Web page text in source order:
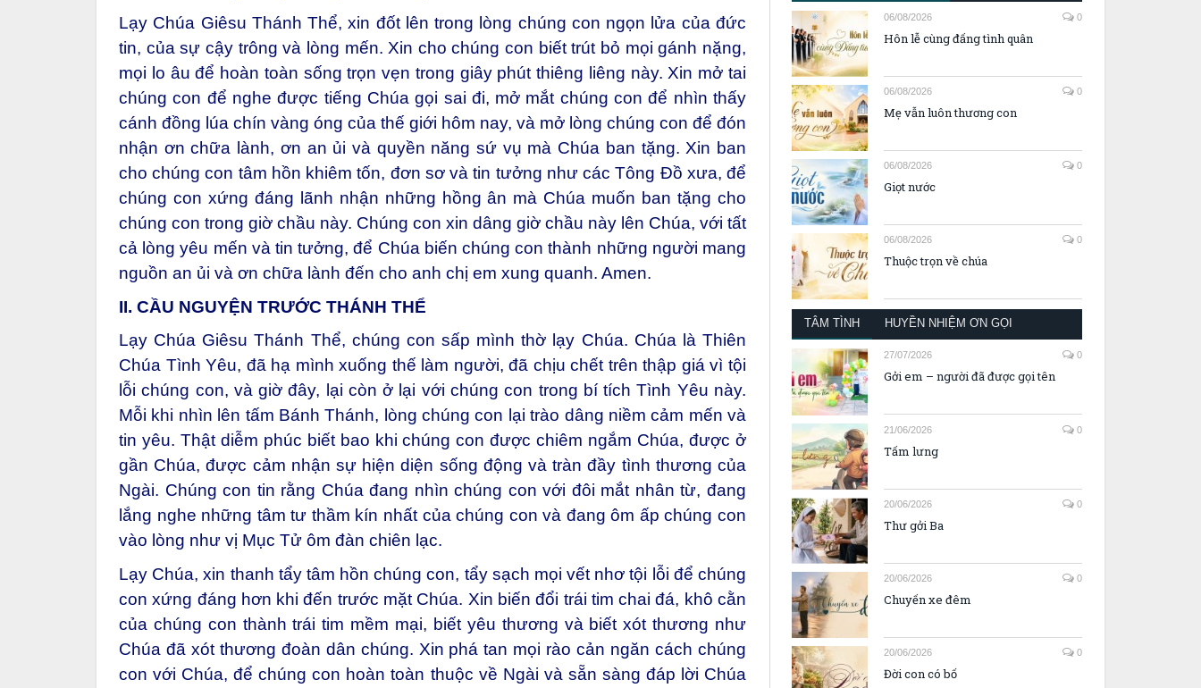
Lạy Chúa Giêsu Thánh Thể, xin đốt lên trong lòng chúng con ngọn lửa của đức
tin, của sự cậy trông và lòng mến. Xin cho chúng con biết trút bỏ mọi gánh nặng,
mọi lo âu để hoàn toàn sống trọn vẹn trong giây phút thiêng liêng này. Xin mở tai
chúng con để nghe được tiếng Chúa gọi sai đi, mở mắt chúng con để nhìn thấy
cánh đồng lúa chín vàng óng của thế giới hôm nay, và mở lòng chúng con để đón
nhận ơn chữa lành, ơn an ủi và quyền năng sứ vụ mà Chúa ban tặng. Xin ban
cho chúng con tâm hồn khiêm tốn, đơn sơ và tin tưởng như các Tông Đồ xưa, để
chúng con xứng đáng lãnh nhận những hồng ân mà Chúa muốn ban tặng cho
chúng con trong giờ chầu này. Chúng con xin dâng giờ chầu này lên Chúa, với tất
cả lòng yêu mến và tin tưởng, để Chúa biến chúng con thành những người mang
nguồn an ủi và ơn chữa lành đến cho anh chị em xung quanh. Amen.
II. CẦU NGUYỆN TRƯỚC THÁNH THỂ
Lạy Chúa Giêsu Thánh Thể, chúng con sấp mình thờ lạy Chúa. Chúa là Thiên
Chúa Tình Yêu, đã hạ mình xuống thế làm người, đã chịu chết trên thập giá vì tội
lỗi chúng con, và giờ đây, lại còn ở lại với chúng con trong bí tích Tình Yêu này.
Mỗi khi nhìn lên tấm Bánh Thánh, lòng chúng con lại trào dâng niềm cảm mến và
tin yêu. Thật diễm phúc biết bao khi chúng con được chiêm ngắm Chúa, được ở
gần Chúa, được cảm nhận sự hiện diện sống động và tràn đầy tình thương của
Ngài. Chúng con tin rằng Chúa đang nhìn chúng con với đôi mắt nhân từ, đang
lắng nghe những tâm tư thầm kín nhất của chúng con và đang ôm ấp chúng con
vào lòng như vị Mục Tử ôm đàn chiên lạc.
Lạy Chúa, xin thanh tẩy tâm hồn chúng con, tẩy sạch mọi vết nhơ tội lỗi để chúng
con xứng đáng hơn khi đến trước mặt Chúa. Xin biến đổi trái tim chai đá, khô cằn
của chúng con thành trái tim mềm mại, biết yêu thương và biết xót thương như
Chúa đã xót thương đoàn dân chúng. Xin phá tan mọi rào cản ngăn cách chúng
con với Chúa, để chúng con hoàn toàn thuộc về Ngài và sẵn sàng đáp lời Chúa
06/08/2026 0
Hôn lễ cùng đấng tình quân
06/08/2026 0
Mẹ vẫn luôn thương con
06/08/2026 0
Giọt nước
06/08/2026 0
Thuộc trọn về chúa
TÂM TÌNH HUYỀN NHIỆM ƠN GỌI
27/07/2026 0
Gởi em – người đã được gọi tên
21/06/2026 0
Tấm lưng
20/06/2026 0
Thư gởi Ba
20/06/2026 0
Chuyến xe đêm
20/06/2026 0
Đời con có bố